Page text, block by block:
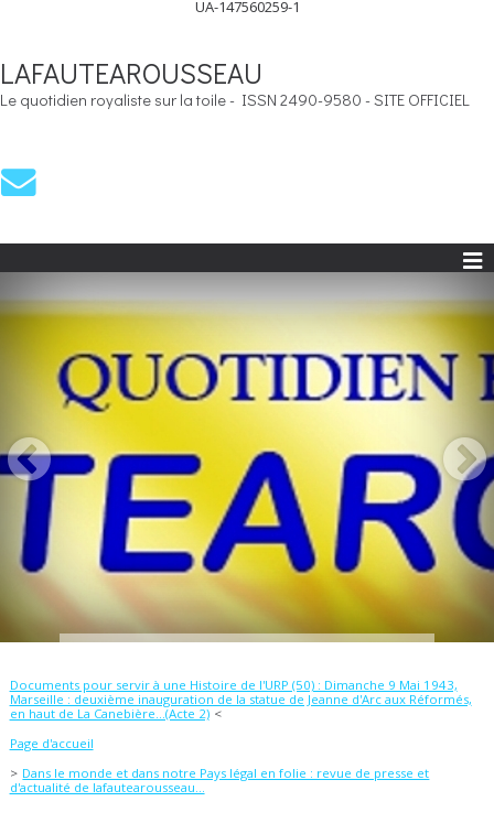
UA-147560259-1
LAFAUTEAROUSSEAU
Le quotidien royaliste sur la toile - ISSN 2490-9580 - SITE OFFICIEL
Documents pour servir à une Histoire de l'URP (50) : Dimanche 9 Mai 1943,
Marseille : deuxième inauguration de la statue de Jeanne d'Arc aux Réformés,
en haut de La Canebière...(Acte 2)
Page d'accueil
Dans le monde et dans notre Pays légal en folie : revue de presse et
d'actualité de lafautearousseau...